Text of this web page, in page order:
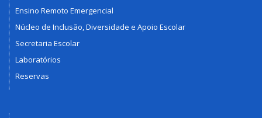
Ensino Remoto Emergencial
Núcleo de Inclusão, Diversidade e Apoio Escolar
Secretaria Escolar
Laboratórios
Reservas